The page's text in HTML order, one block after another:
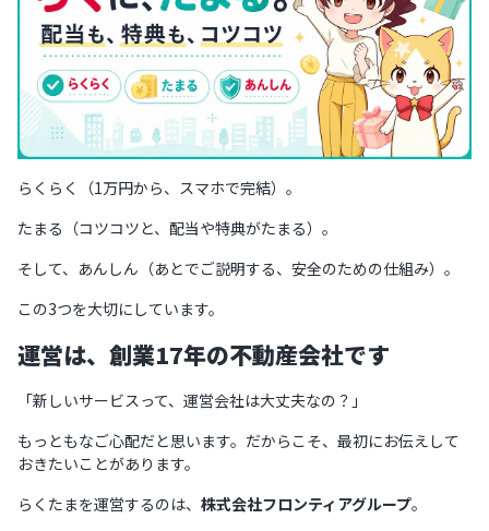
らくらく（1万円から、スマホで完結）。
たまる（コツコツと、配当や特典がたまる）。
そして、あんしん（あとでご説明する、安全のための仕組み）。
この3つを大切にしています。
運営は、創業17年の不動産会社です
「新しいサービスって、運営会社は大丈夫なの？」
もっともなご心配だと思います。だからこそ、最初にお伝えして
おきたいことがあります。
らくたまを運営するのは、 株式会社フロンティアグループ。